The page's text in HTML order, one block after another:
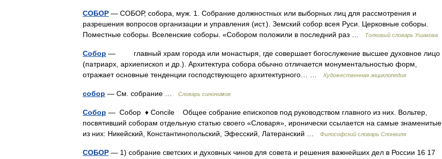
СОБОР — СОБОР, собора, муж. 1. Собрание должностных или выборных лиц для рассмотрения и
разрешения вопросов организации и управления (ист.). Земский собор всея Руси. Церковные соборы.
Поместные соборы. Вселенские соборы. «Собором положили в последний раз …
Толковый словарь Ушакова
Собор — главный храм города или монастыря, где совершает богослужение высшее духовное лицо
(патриарх, архиепископ и др.). Архитектура собора обычно отличается монументальностью форм,
отражает основные тенденции господствующего архитектурного… …
Художественная энциклопедия
собор — См. собрание … Словарь синонимов
Собор — Собор ♦ Concile Общее собрание епископов под руководством главного из них. Вольтер,
посвятивший соборам отдельную статью своего «Словаря», иронически ссылается на самые знаменитые
из них: Никейский, Константинопольский, Эфесский, Латеранский …
Философский словарь Спонвиля
СОБОР — 1) собрание светских и духовных чинов для совета и решения важнейших дел в России 16 17